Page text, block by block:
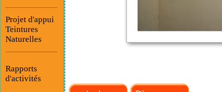
Projet d'appui
Teintures
Naturelles
Rapports
d'activités